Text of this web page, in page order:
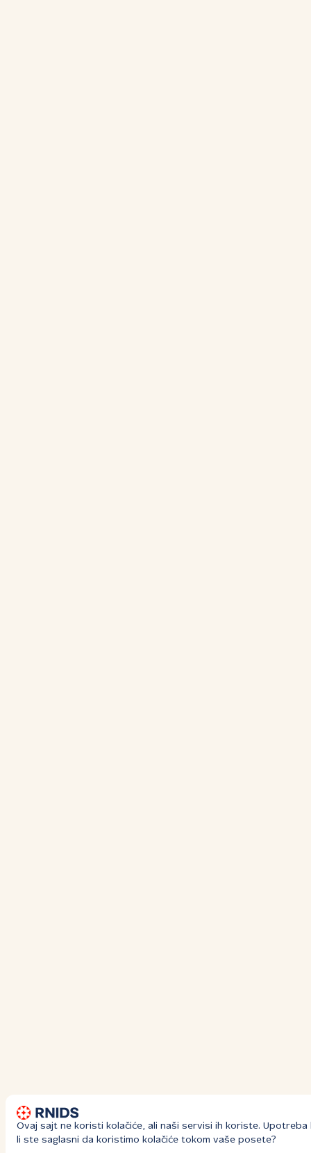
Ovaj sajt ne koristi kolačiće, ali naši servisi ih koriste. Upotreba
li ste saglasni da koristimo kolačiće tokom vaše posete?